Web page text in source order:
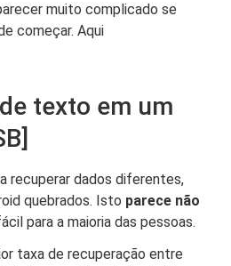
muito complicado se
começar. Aqui
texto em um
recuperar dados diferentes,
quebrados. Isto parece não
para a maioria das pessoas.
taxa de recuperação entre